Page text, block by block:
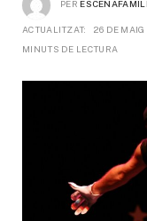
PER
ACTUALITZAT: 26 DE
MINUTS DE LECTURA